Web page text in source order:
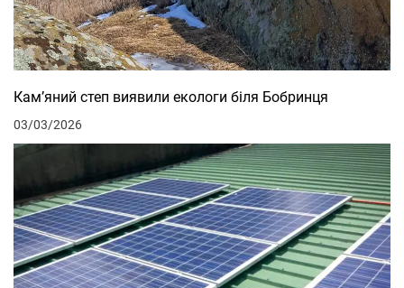
Кам’яний степ виявили екологи біля Бобринця
03/03/2026